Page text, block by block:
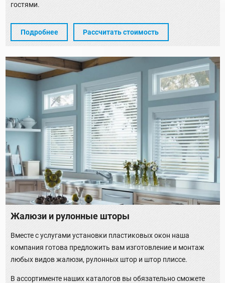
гостями.
Подробнее Рассчитать стоимость
Жалюзи и рулонные шторы
Вместе с услугами установки пластиковых окон наша
компания готова предложить вам изготовление и монтаж
любых видов жалюзи, рулонных штор и штор плиссе.
В ассортименте наших каталогов вы обязательно сможете